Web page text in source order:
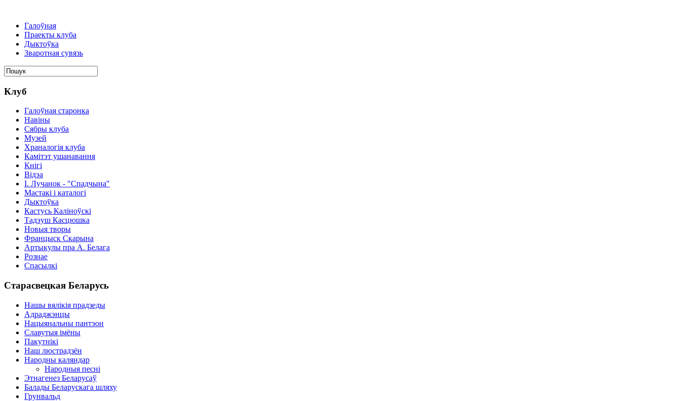
Галоўная
Праекты клуба
Дыктоўка
Зваротная сувязь
Клуб
Галоўная старонка
Навіны
Сябры клуба
Музей
Храналогія клуба
Камітэт ушанавання
Кнігі
Відэа
І. Лучанок - "Спадчына"
Мастакі i каталогi
Дыктоўка
Кастусь Каліноўскі
Тадэуш Касцюшка
Новыя творы
Францыск Скарына
Артыкулы пра А. Белага
Рознае
Спасылкі
Старасвецкая Беларусь
Нашы вялікія прадзеды
Адраджэнцы
Нацыянальны пантэон
Славутыя імёны
Пакутнікі
Наш люстрадзён
Народны каляндар
Народныя песні
Этнагенез Беларусаў
Балады Беларускага шляху
Грунвальд